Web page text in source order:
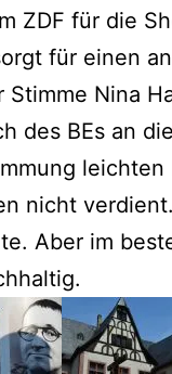
ZDF für die
für einen
Stimme Nina
des BEs an
nicht
Aber im